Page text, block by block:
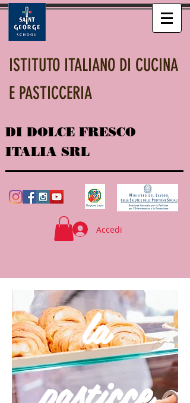
ISTITUTO ITALIANO DI CUCINA
E PASTICCERIA
DI DOLCE FRESCO
ITALIA SRL
Accedi
la